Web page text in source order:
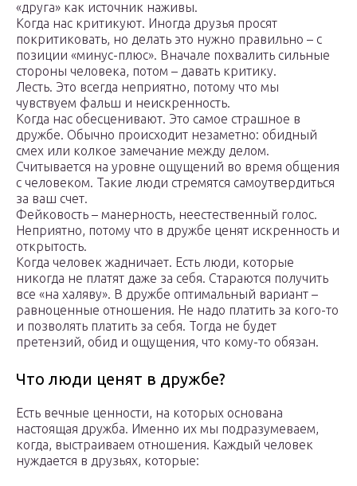
«друга» как источник наживы.
Когда нас критикуют. Иногда друзья просят
покритиковать, но делать это нужно правильно – с
позиции «минус-плюс». Вначале похвалить сильные
стороны человека, потом – давать критику.
Лесть. Это всегда неприятно, потому что мы
чувствуем фальш и неискренность.
Когда нас обесценивают. Это самое страшное в
дружбе. Обычно происходит незаметно: обидный
смех или колкое замечание между делом.
Считывается на уровне ощущений во время общения
с человеком. Такие люди стремятся самоутвердиться
за ваш счет.
Фейковость – манерность, неестественный голос.
Неприятно, потому что в дружбе ценят искренность и
открытость.
Когда человек жадничает. Есть люди, которые
никогда не платят даже за себя. Стараются получить
все «на халяву». В дружбе оптимальный вариант –
равноценные отношения. Не надо платить за кого-то
и позволять платить за себя. Тогда не будет
претензий, обид и ощущения, что кому-то обязан.
Что люди ценят в дружбе?
Есть вечные ценности, на которых основана
настоящая дружба. Именно их мы подразумеваем,
когда, выстраиваем отношения. Каждый человек
нуждается в друзьях, которые: